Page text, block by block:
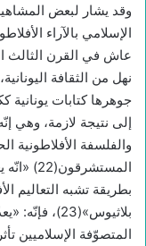
وقد يشار لبعض
الإسلامي بالآراء
نهل من الثقافة
جوهرها كتابات
إلى نتيجة لازمة، وهي
والفلسفة الأفلاطونية
بطريقة تشبه التعاليم
المتصوّفة الإسلاميين